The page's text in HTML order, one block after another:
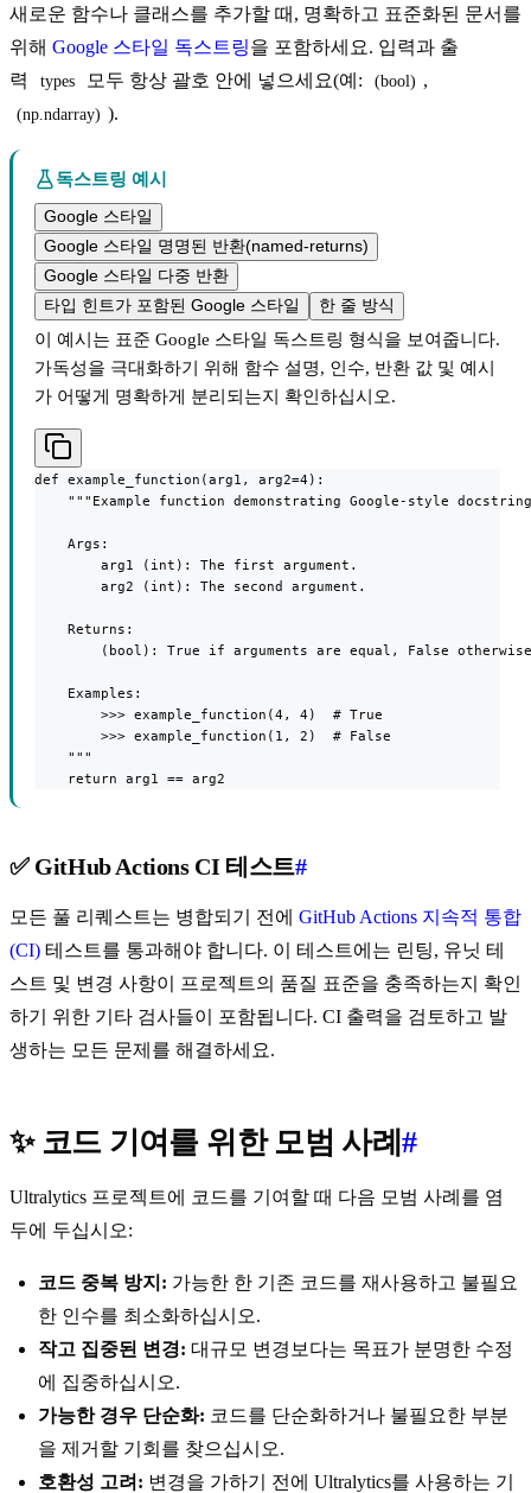
새로운 함수나 클래스를 추가할 때, 명확하고 표준화된 문서를
위해 Google 스타일 독스트링을 포함하세요. 입력과 출
력
types 모두 항상 괄호 안에 넣으세요(예: (bool) ,
(np.ndarray) ).
독스트링 예시
Google 스타일
Google 스타일 명명된 반환(named-returns)
Google 스타일 다중 반환
타입 힌트가 포함된 Google 스타일
한 줄 방식
이 예시는 표준 Google 스타일 독스트링 형식을 보여줍니다.
가독성을 극대화하기 위해 함수 설명, 인수, 반환 값 및 예시
가 어떻게 명확하게 분리되는지 확인하십시오.
def example_function(arg1, arg2=4):
"""Example function demonstrating Google-style
    Args:
        arg1 (int): The first argument.
        arg2 (int): The second argument.
    Returns:
(bool): True if arguments are equal, False
    Examples:
        >>> example_function(4, 4)  # True
        >>> example_function(1, 2)  # False
    """
    return arg1 == arg2
✅ GitHub Actions CI 테스트#
모든 풀 리퀘스트는 병합되기 전에 GitHub Actions 지속적 통합
(CI) 테스트를 통과해야 합니다. 이 테스트에는 린팅, 유닛 테
스트 및 변경 사항이 프로젝트의 품질 표준을 충족하는지 확인
하기 위한 기타 검사들이 포함됩니다. CI 출력을 검토하고 발
생하는 모든 문제를 해결하세요.
✨ 코드 기여를 위한 모범 사례 #
Ultralytics 프로젝트에 코드를 기여할 때 다음 모범 사례를 염
두에 두십시오:
코드 중복 방지: 가능한 한 기존 코드를 재사용하고 불필요
한 인수를 최소화하십시오.
작고 집중된 변경: 대규모 변경보다는 목표가 분명한 수정
에 집중하십시오.
가능한 경우 단순화: 코드를 단순화하거나 불필요한 부분
을 제거할 기회를 찾으십시오.
호환성 고려: 변경을 가하기 전에 Ultralytics를 사용하는 기